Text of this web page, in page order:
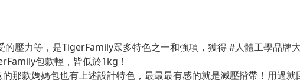
壓力等，是TigerFamily眾多特色之一和強項，獲得 #人體工學品牌
包款輕，皆低於1kg！
那款媽媽包也有上述設計特色，最最最有感的就是減壓揹帶！用過